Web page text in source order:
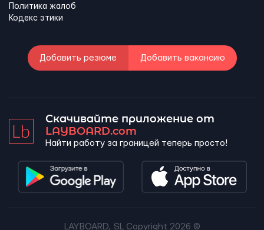
Политика жалоб
Кодекс этики
Добавить резюме Добавить вакансию
Скачивайте приложение от
LAYBOARD.com
Найти работу за границей теперь просто!
LAYBOARD, SL Copyright 2026 ©